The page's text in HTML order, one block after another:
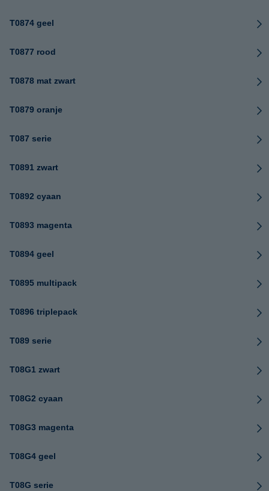
T0874 geel
T0877 rood
T0878 mat zwart
T0879 oranje
T087 serie
T0891 zwart
T0892 cyaan
T0893 magenta
T0894 geel
T0895 multipack
T0896 triplepack
T089 serie
T08G1 zwart
T08G2 cyaan
T08G3 magenta
T08G4 geel
T08G serie